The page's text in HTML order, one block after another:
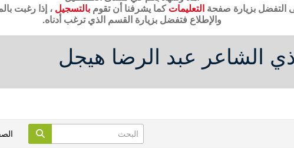
التفضل بزيارة صفحة التعليمات كما يشرفنا أن تقوم بالتسجيل ، إذا رغبت
والإطلاع فتفضل بزيارة القسم الذي ترغب أدناه.
الشاعر عبد الرضا هيجل